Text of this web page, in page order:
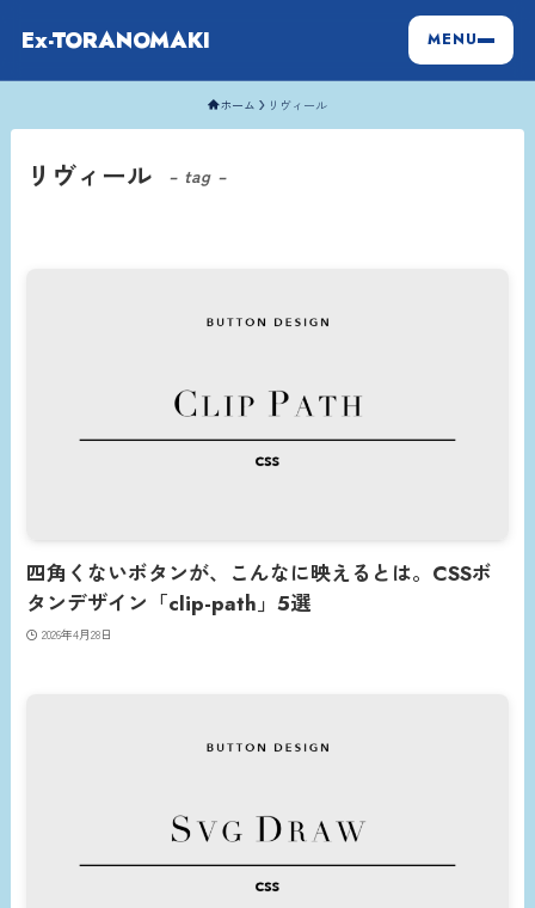
Ex-TORANOMAKI MENU
ホーム リヴィール
リヴィール – tag –
四角くないボタンが、こんなに映えるとは。CSSボ
タンデザイン「clip-path」5選
2026年4月28日